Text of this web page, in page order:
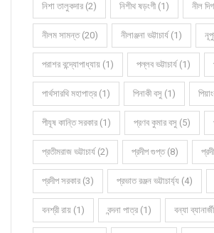
নিশা তালুকদার (2) নিশীথ ষড়ংগী (1) নীল
নীলম সামন্ত (20) নীলাঞ্জনা ভট্টাচার্য (1)
পরাশর বন্দ্যোপাধ্যায় (1) পল্লব ভট্টাচার্য (1)
পার্থসারথি মহাপাত্র (1) পিনাকী বসু (1)
পীযূষ কান্তি সরকার (1) প্রণব কুমার বসু (5)
প্রতীমরাজ ভট্টাচার্য (2) প্রদীপ গুপ্ত (8)
প্রদীপ সরকার (3) প্রভাত রঞ্জন ভট্টাচার্য্য (4)
বনশ্রী রায় (1) বন্দনা পাত্র (1) বন্যা